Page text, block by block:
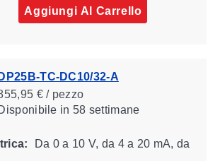
Aggiungi Al Carrello
DP25B-TC-DC10/32-A
€ / pezzo
in 58 settimane
Da 0 a 10 V, da 4 a 20 mA, da